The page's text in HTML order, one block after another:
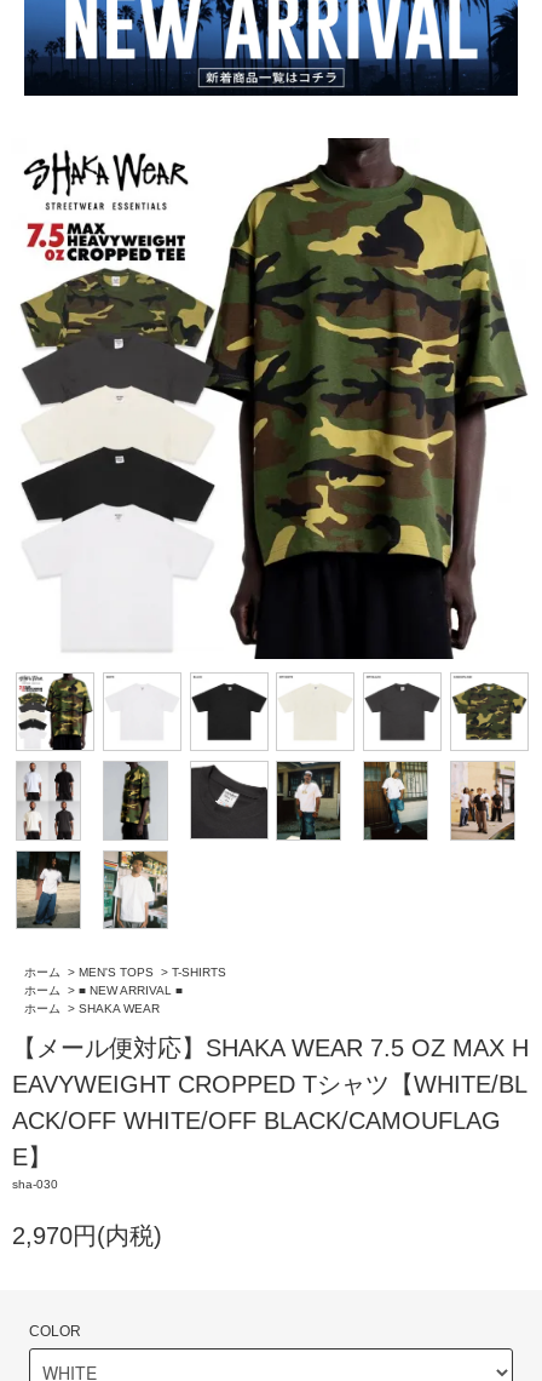
ホーム > MEN'S TOPS > T-SHIRTS
ホーム
> ■ NEW ARRIVAL ■
ホーム
> SHAKA WEAR
【メール便対応】SHAKA WEAR 7.5 OZ MAX H
EAVYWEIGHT CROPPED Tシャツ【WHITE/BL
ACK/OFF WHITE/OFF BLACK/CAMOUFLAG
E】
sha-030
2,970円(内税)
COLOR